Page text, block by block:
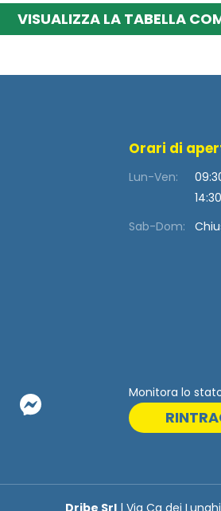
VISUALIZZA LA TABELLA
Orari di
Lun-Ven:
Sab-Dom:
Monitora lo
Dribe Srl| Via Ca dei